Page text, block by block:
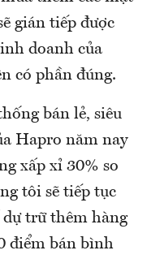
gián tiếp được
doanh của
có phần đúng.
bán lẻ, siêu
Hapro năm nay
xấp xỉ 30% so
tôi sẽ tiếp tục
trữ thêm hàng
điểm bán bình